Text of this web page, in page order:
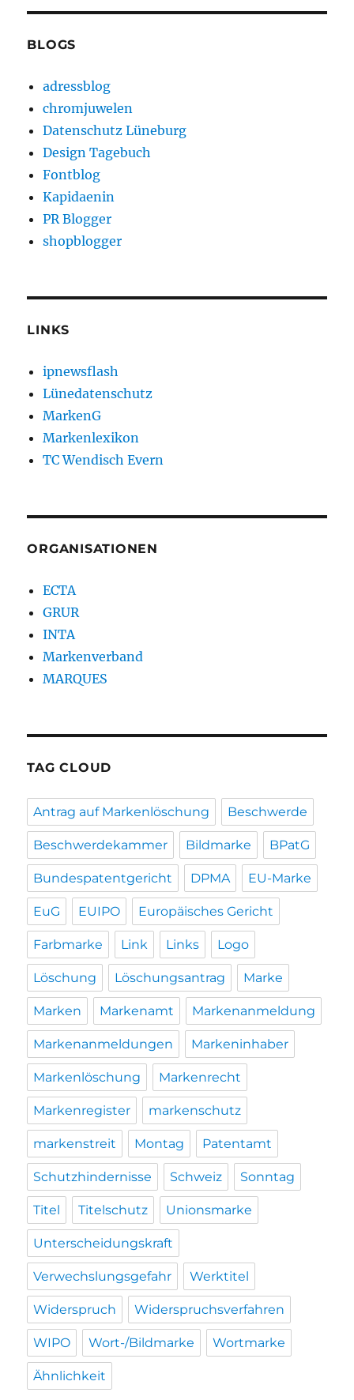
BLOGS
adressblog
chromjuwelen
Datenschutz Lüneburg
Design Tagebuch
Fontblog
Kapidaenin
PR Blogger
shopblogger
LINKS
ipnewsflash
Lünedatenschutz
MarkenG
Markenlexikon
TC Wendisch Evern
ORGANISATIONEN
ECTA
GRUR
INTA
Markenverband
MARQUES
TAG CLOUD
Antrag auf Markenlöschung Beschwerde
Beschwerdekammer Bildmarke BPatG
Bundespatentgericht DPMA EU-Marke
EuG EUIPO Europäisches Gericht
Farbmarke Link Links Logo
Löschung Löschungsantrag Marke
Marken Markenamt Markenanmeldung
Markenanmeldungen Markeninhaber
Markenlöschung Markenrecht
Markenregister markenschutz
markenstreit Montag Patentamt
Schutzhindernisse Schweiz Sonntag
Titel Titelschutz Unionsmarke
Unterscheidungskraft
Verwechslungsgefahr Werktitel
Widerspruch Widerspruchsverfahren
WIPO Wort-/Bildmarke Wortmarke
Ähnlichkeit